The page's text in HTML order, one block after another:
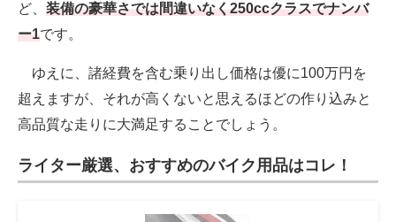
ど、 装備の豪華さでは間違いなく250ccクラスでナンバ
ー1です。
ゆえに、諸経費を含む乗り出し価格は優に100万円を
超えますが、それが高くないと思えるほどの作り込みと
高品質な走りに大満足することでしょう。
ライター厳選、おすすめのバイク用品はコレ！